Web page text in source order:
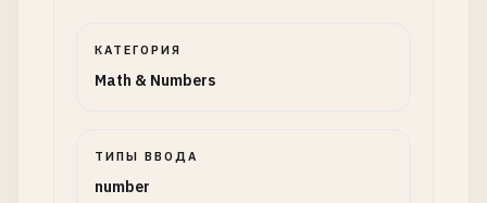
КАТЕГОРИЯ
Math & Numbers
ТИПЫ ВВОДА
number